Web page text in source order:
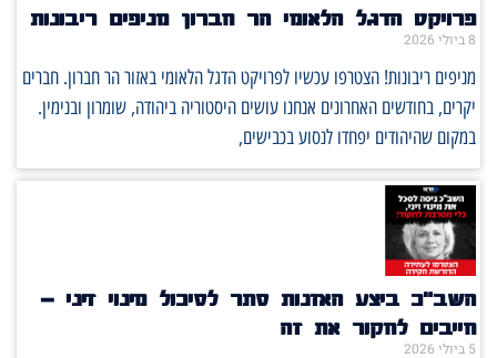
פרויקט הדגל הלאומי הר חברון מניפים ריבונות
8 ביולי 2026
מניפים ריבונות! הצטרפו עכשיו לפרויקט הדגל הלאומי באזור הר חברון. חברים
יקרים, בחודשים האחרונים אנחנו עושים היסטוריה ביהודה, שומרון ובנימין.
במקום שהיהודים יפחדו לנסוע בכבישים,
השב"כ ביצע האזנות סתר לסיכול מינוי זיני –
חייבים לחקור את זה
5 ביולי 2026